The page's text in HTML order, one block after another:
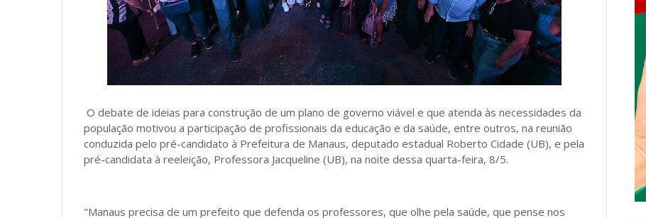
O debate de ideias para construção de um plano de governo viável e que atenda às necessidades da
população motivou a participação de profissionais da educação e da saúde, entre outros, na reunião
conduzida pelo pré-candidato à Prefeitura de Manaus, deputado estadual Roberto Cidade (UB), e pela
pré-candidata à reeleição, Professora Jacqueline (UB), na noite dessa quarta-feira, 8/5.
"Manaus precisa de um prefeito que defenda os professores, que olhe pela saúde, que pense nos